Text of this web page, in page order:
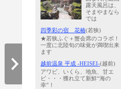
露天風呂は、
そまやまなら
では
四季彩の宿 花椿(若狭)
★若狭ふぐ＋蟹会席のコラボ！
一度に北陸旬の味覚が満喫出来
ます
越前温泉 平成 -HEISEI-(越前)
アワビ、いくら、地魚、甘エ
ビ・・・獲れ立て新鮮“海の
幸”！